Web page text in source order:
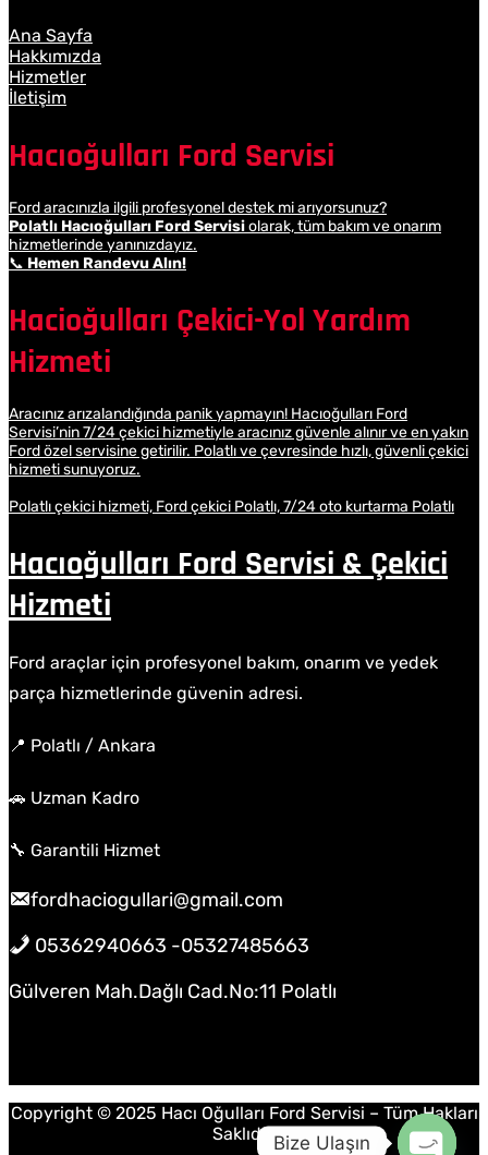
Ana Sayfa
Hakkımızda
Hizmetler
İletişim
Hacıoğulları Ford Servisi
Ford aracınızla ilgili profesyonel destek mi arıyorsunuz?
Polatlı Hacıoğulları Ford Servisiolarak, tüm bakım ve onarım
hizmetlerinde yanınızdayız.
📞 Hemen Randevu Alın!
Hacioğulları Çekici-Yol Yardım
Hizmeti
Aracınız arızalandığında panik yapmayın! Hacıoğulları Ford
Servisi’nin 7/24 çekici hizmetiyle aracınız güvenle alınır ve en yakın
Ford özel servisine getirilir. Polatlı ve çevresinde hızlı, güvenli çekici
hizmeti sunuyoruz.
Polatlı çekici hizmeti, Ford çekici Polatlı, 7/24 oto kurtarma Polatlı
Hacıoğulları Ford Servisi & Çekici
Hizmeti
Ford araçlar için profesyonel bakım, onarım ve yedek
parça hizmetlerinde güvenin adresi.
📍 Polatlı / Ankara
🚗 Uzman Kadro
🔧 Garantili Hizmet
fordhaciogullari@gmail.com
05362940663 -05327485663
Gülveren Mah.Dağlı Cad.No:11 Polatlı
Copyright © 2025 Hacı Oğulları Ford Servisi – Tüm Hakları
Saklıdır.Bize Ulaşın